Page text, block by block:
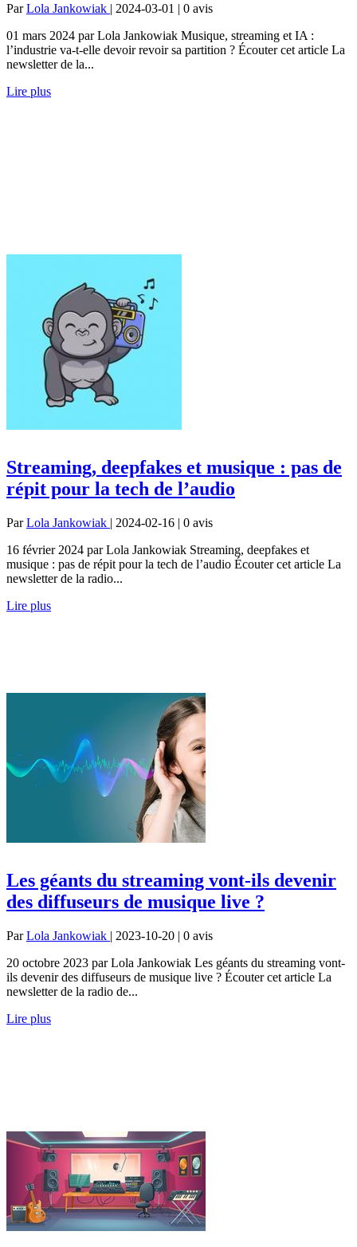
ParLola Jankowiak | 2024-03-01 | 0 avis
01 mars 2024 par Lola Jankowiak Musique, streaming et IA :
l’industrie va-t-elle devoir revoir sa partition ? Écouter cet article La
newsletter de la...
Lire plus
Streaming, deepfakes et musique : pas de
répit pour la tech de l’audio
ParLola Jankowiak | 2024-02-16 | 0 avis
16 février 2024 par Lola Jankowiak Streaming, deepfakes et
musique : pas de répit pour la tech de l’audio Écouter cet article La
newsletter de la radio...
Lire plus
Les géants du streaming vont-ils devenir
des diffuseurs de musique live ?
ParLola Jankowiak | 2023-10-20 | 0 avis
20 octobre 2023 par Lola Jankowiak Les géants du streaming vont-
ils devenir des diffuseurs de musique live ? Écouter cet article La
newsletter de la radio de...
Lire plus